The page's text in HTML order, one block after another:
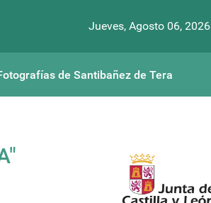
Jueves, Agosto 06, 2026
de Santibañez de Tera